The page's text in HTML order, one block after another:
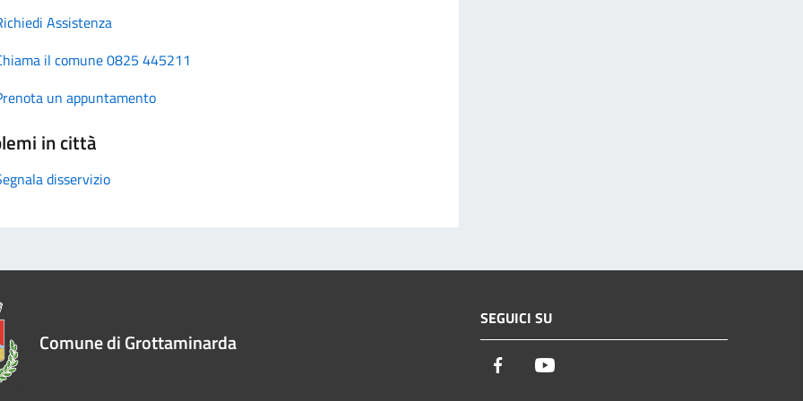
Assistenza
il comune 0825 445211
un appuntamento
in città
disservizio
Comune di Grottaminarda
SEGUICI SU
Facebook